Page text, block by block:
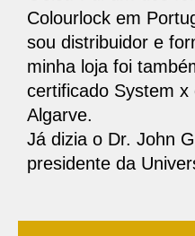
Colourlock em
sou distribuidor e
minha loja foi
certificado System x
Algarve.
Já dizia o Dr. John
presidente da